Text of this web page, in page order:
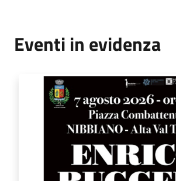
Eventi in evidenza